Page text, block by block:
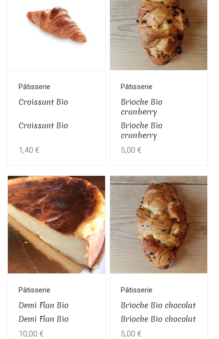
Pâtisserie
Croissant Bio
Croissant Bio
1,40 €
Pâtisserie
Brioche Bio
cranberry
Brioche Bio
cranberry
5,00 €
Pâtisserie
Demi Flan Bio
Demi Flan Bio
10,00 €
Ce
produit
a
plusieurs
variations.
Les
options
peuvent
être
choisies
Pâtisserie
Brioche Bio chocolat
Brioche Bio chocolat
5,00 €